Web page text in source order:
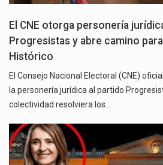
El CNE otorga personería
Progresistas y abre camino
Histórico
El Consejo Nacional Electoral (CNE)
la personería jurídica al partido
colectividad resolviera los…